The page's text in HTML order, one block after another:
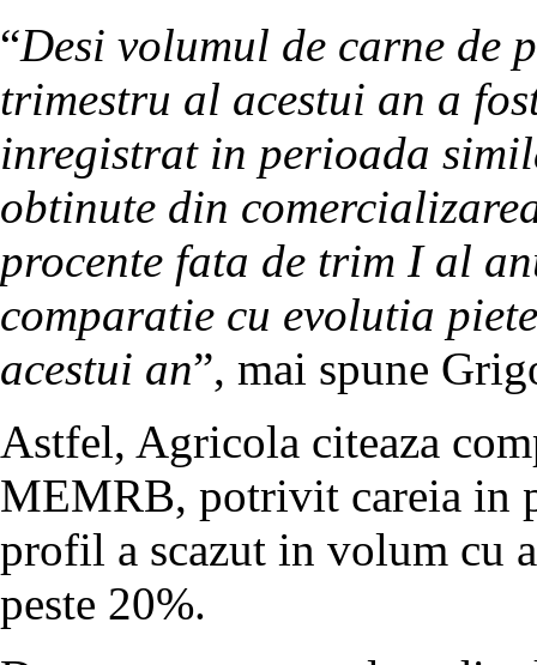
“Desi volumul de carne de
trimestru al acestui an a
inregistrat in perioada
obtinute din
procente fata de trim I al
comparatie cu evolutia
acestui an”, mai spune
Astfel, Agricola citeaza
MEMRB, potrivit careia in
profil a scazut in volum cu
peste 20%.